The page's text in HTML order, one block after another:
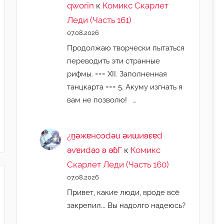
qworin к Комикс Скарлет
Леди (Часть 161)
07.08.2026
Продолжаю творчески пытаться
переводить эти странные
рифмы. === XII. Заполненная
танцкарта === 5. Акуму изгнать я
вам не позволю! …
¿n̯ǝжɐноɔdǝu ǝиɯиʚεɐd
ǝvɐиdǝɔ ʚ ǝɓГ к Комикс
Скарлет Леди (Часть 160)
07.08.2026
Привет, какие люди, вроде всё
закрепил... Вы надолго надеюсь?